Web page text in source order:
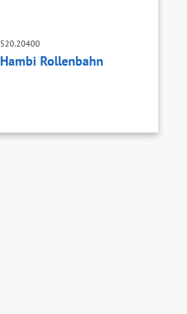
520.20400
Hambi Rollenbahn